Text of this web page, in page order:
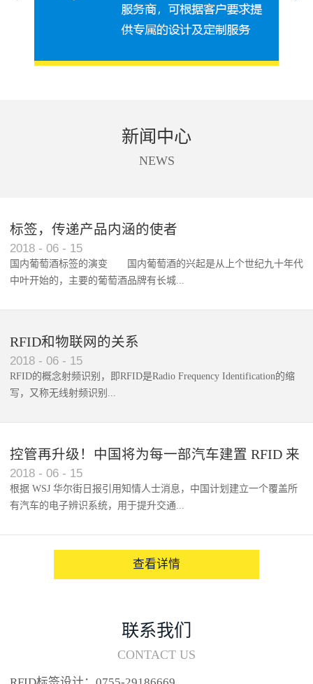
新闻中心
NEWS
标签，传递产品内涵的使者
2018 - 06 - 15
国内葡萄酒标签的演变 国内葡萄酒的兴起是从上个世纪九十年代
中叶开始的，主要的葡萄酒品牌有长城...
RFID和物联网的关系
2018 - 06 - 15
RFID的概念射频识别，即RFID是Radio Frequency Identification的缩
写，又称无线射频识别...
控管再升级！中国将为每一部汽车建置 RFID 来
架构辨识系统
2018 - 06 - 15
根据 WSJ 华尔街日报引用知情人士消息，中国计划建立一个覆盖所
有汽车的电子辨识系统，用于提升交通...
查看详情
联系我们
CONTACT US